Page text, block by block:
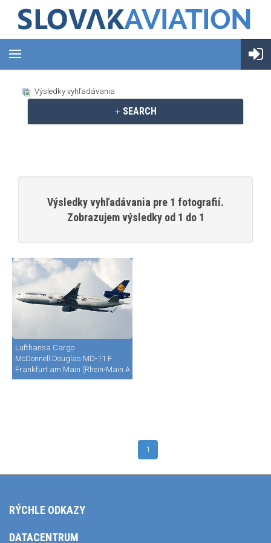
Výsledky vyhľadávania
SEARCH
Výsledky vyhľadávania pre 1 fotografií.
Zobrazujem výsledky od 1 do 1
Lufthansa Cargo
McDonnell Douglas MD-11 F
Frankfurt am Main (Rhein-Main AB) (FRA / FRF / EDDF)
1
RÝCHLE ODKAZY
DATACENTRUM